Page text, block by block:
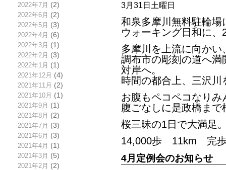
2022年7月 (2)
2022年6月 (2)
2022年5月 (3)
2022年4月 (6)
2022年3月 (1)
2022年2月 (3)
2022年1月 (1)
2021年12月 (4)
2021年11月 (2)
2021年10月 (1)
2021年9月 (1)
2021年8月 (2)
2021年7月 (3)
2021年6月 (3)
2021年4月 (1)
2021年3月 (5)
2021年2月 (2)
3月31日土曜日
和泉多摩川無料駐輪
ウォーキング日和に
多摩川を上流に向か
調布市の彫刻の道へ
対岸へ。
時間の都合上、三沢
お腹もペコペコなり
腹ごなしに是政橋ま
桜三昧の1日で大満足
14,000歩 11km 完
4月定例会のお知らせ